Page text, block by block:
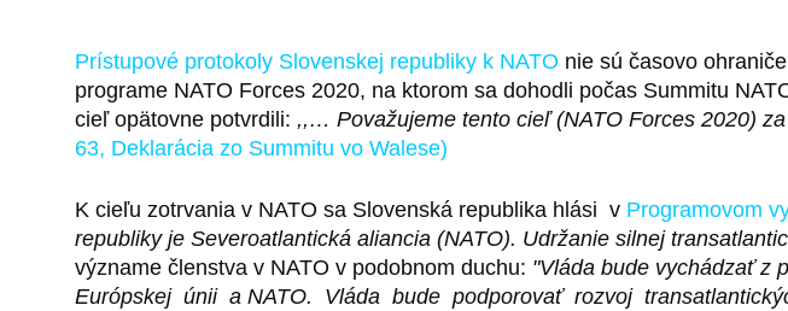
Prístupové protokoly Slovenskej republiky k NATO nie sú časovo
programe NATO Forces 2020, na ktorom sa dohodli počas Summitu
cieľ opätovne potvrdili: ,,… Považujeme tento cieľ (NATO Forces 2020)
63, Deklarácia zo Summitu vo Walese)
K cieľu zotrvania v NATO sa Slovenská republika hlási vProgramovom
republiky je Severoatlantická aliancia (NATO). Udržanie silnej
význame členstva v NATO v podobnom duchu: "Vláda bude vychádzať z
Európskej únii a NATO. Vláda bude podporovať rozvoj